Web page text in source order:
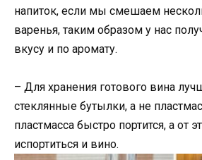
напиток, если мы смешаем
варенья, таким образом у нас
вкусу и по аромату.
– Для хранения готового вина
стеклянные бутылки, а не
пластмасса быстро портится, а от
испортиться и вино.